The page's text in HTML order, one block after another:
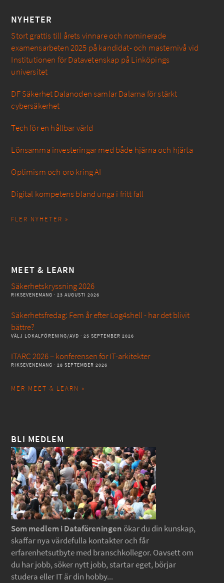
NYHETER
Stort grattis till årets vinnare och nominerade
examensarbeten 2025 på kandidat- och masternivå vid
Institutionen för Datavetenskap på Linköpings
universitet
DF Säkerhet Dalanoden samlar Dalarna för stärkt
cybersäkerhet
Tech för en hållbar värld
Lönsamma investeringar med både hjärna och hjärta
Optimism och oro kring AI
Digital kompetens bland unga i fritt fall
FLER NYHETER »
MEET & LEARN
Säkerhetskryssning 2026
RIKSEVENEMANG · 23 AUGUSTI 2026
Säkerhetsfredag: Fem år efter Log4shell - har det blivit
bättre?
VÄLJ LOKALFÖRENING/AVD · 25 SEPTEMBER 2026
ITARC 2026 – konferensen för IT-arkitekter
RIKSEVENEMANG · 28 SEPTEMBER 2026
MER MEET & LEARN »
BLI MEDLEM
Som medlem i Dataföreningen ökar du din kunskap,
skaffar nya värdefulla kontakter och får
erfarenhetsutbyte med branschkollegor. Oavsett om
du har jobb, söker nytt jobb, startar eget, börjar
studera eller IT är din hobby...